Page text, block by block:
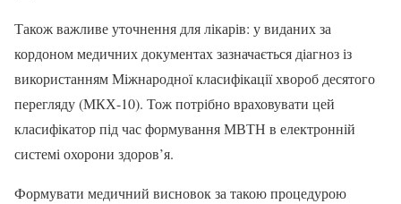
Також важливе уточнення для лікарів: у виданих за
кордоном медичних документах зазначається діагноз із
використанням Міжнародної класифікації хвороб десятого
перегляду (МКХ-10). Тож потрібно враховувати цей
класифікатор під час формування МВТН в електронній
системі охорони здоров’я.
Формувати медичний висновок за такою процедурою